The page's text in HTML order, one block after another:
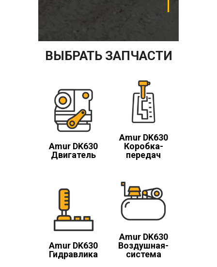
ВЫБРАТЬ ЗАПЧАСТИ
Amur DK630
Двигатель
Amur DK630
Коробка-
передач
Amur DK630
Гидравлика
Amur DK630
Воздушная-
система